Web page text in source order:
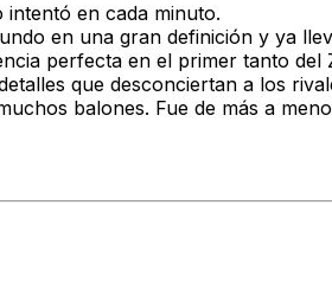
en cada minuto.
en una gran definición y ya
perfecta en el primer tanto del
que desconciertan a los
balones. Fue de más a